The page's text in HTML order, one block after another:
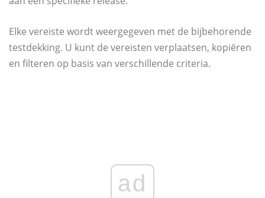
Elke vereiste wordt weergegeven met de bijbehorende
testdekking. U kunt de vereisten verplaatsen, kopiëren
en filteren op basis van verschillende criteria.
ad